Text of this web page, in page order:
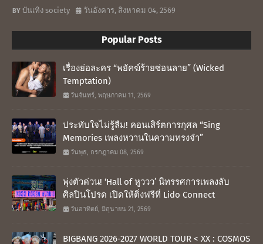
บันเทิง society วันอังคาร, สิงหาคม 04, 2569
Popular Posts
เรื่องย่อละคร “พยัคฆ์ร้ายซ่อนลาย” (Wicked
Temptation)
วันจันทร์, พฤษภาคม 11, 2569
ประทับใจไม่รู้ลืม! คอนเสิร์ตการกุศล “Sing
Memories เพลงหวานในความทรงจำ”
วันพุธ, กรกฎาคม 08, 2569
พุ่งตัวด่วน! ‘Hall of หูววว’ นิทรรศการเพลงลับ
ศิลปินโปรด เปิดให้ติ่งฟรีที่ Lido Connect
วันอาทิตย์, มิถุนายน 21, 2569
BIGBANG 2026-2027 WORLD TOUR < XX : COSMOS